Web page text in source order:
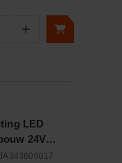
+
LED
24V